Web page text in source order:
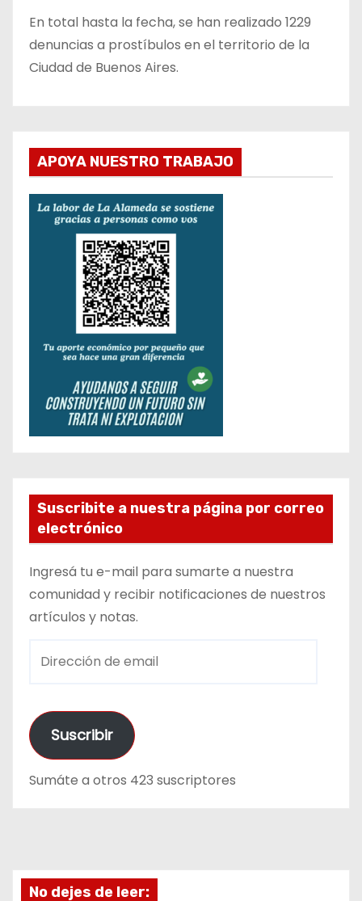
En total hasta la fecha, se han realizado 1229
denuncias a prostíbulos en el territorio de la
Ciudad de Buenos Aires.
APOYA NUESTRO TRABAJO
Suscribite a nuestra página por correo
electrónico
Ingresá tu e-mail para sumarte a nuestra
comunidad y recibir notificaciones de nuestros
artículos y notas.
e
c
i
e
Suscribir
Sumáte a otros 423 suscriptores
No dejes de leer: